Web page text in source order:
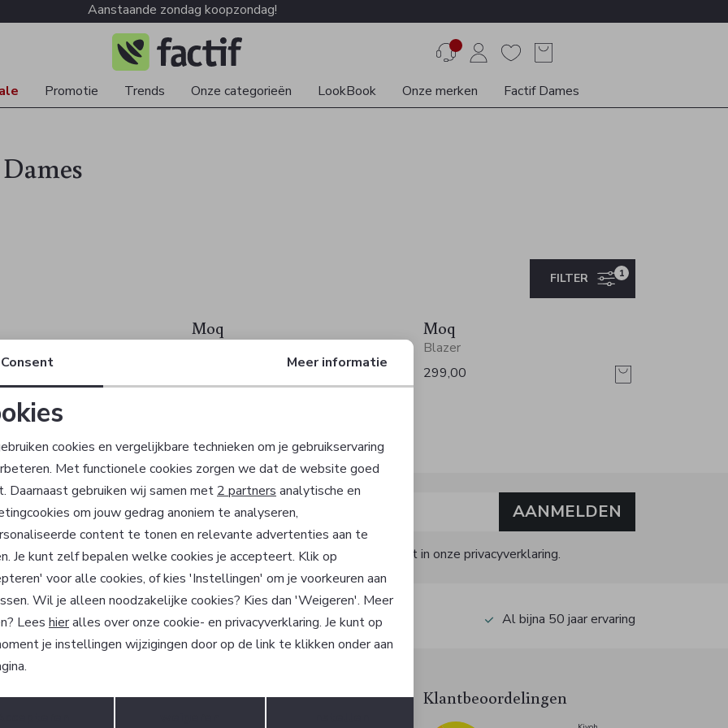
Aanstaande zondag koopzondag!
Promotie Trends Onze categorieën LookBook Onze merken Factif Dames
1
FILTER
Moq Moq
Blazer
299,00
ook gelijk €5,- korting!
AANMELDEN
Hoe we met je data omgaan? Bekijk dit in onze privacyverklaring.
sparen voor korting Wij scoren een 9,4 op Kiyoh Al bijna 50 jaar ervaring
Factif? Klantenservice Klantbeoordelingen
cookies Marketing cookies
Terug Opslaan
Consent Meer informatie
cookies en vergelijkbare technieken om je gebruikservaring
Met functionele cookies zorgen we dat de website goed
Daarnaast gebruiken wij samen met 2 partners analytische en
om jouw gedrag anoniem te analyseren,
content te tonen en relevante advertenties aan te
Je kunt zelf bepalen welke cookies je accepteert. Klik op
voor alle cookies, of kies 'Instellingen' om je voorkeuren aan
Wil je alleen noodzakelijke cookies? Kies dan 'Weigeren'. Meer
Lees hieralles over onze cookie- en privacyverklaring. Je kunt op
je instellingen wijzigingen door op de link te klikken onder aan